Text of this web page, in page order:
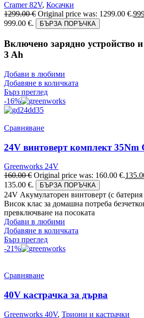
Cramer 82V, Косачки
1299.00€ Original price was: 1299.00 €.
999.00 €.
БЪРЗА ПОРЪЧКА
Включено зарядно устройство
3 Ah
Добави в любими
Добавяне в количката
Бърз преглед
-16%
Сравняване
24V винтоверт комплект 35Nm
Greenworks 24V
160.00€ Original price was: 160.00 €.
135.00 €.
БЪРЗА ПОРЪЧКА
24V Акумулаторен винтоверт (с
Висок клас за домашна потреба
превключване на посоката
Добави в любими
Добавяне в количката
Бърз преглед
-21%
Сравняване
40V кастрачка за дърва
Greenworks 40V, Триони и кастрачки